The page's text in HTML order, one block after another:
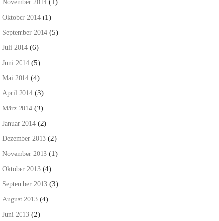
November 2014 (1)
Oktober 2014 (1)
September 2014 (5)
Juli 2014 (6)
Juni 2014 (5)
Mai 2014 (4)
April 2014 (3)
März 2014 (3)
Januar 2014 (2)
Dezember 2013 (2)
November 2013 (1)
Oktober 2013 (4)
September 2013 (3)
August 2013 (4)
Juni 2013 (2)